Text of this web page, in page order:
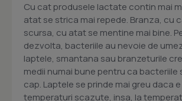
Cu cat produsele lactate contin mai
atat se strica mai repede. Branza, cu
scursa, cu atat se mentine mai bine.
dezvolta, bacteriile au nevoie de
laptele, smantana sau branzeturile
medii numai bune pentru ca bacteriile
cap. Laptele se prinde mai greu daca
temperaturi scazute, insa, la